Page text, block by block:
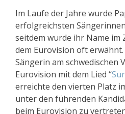
Im Laufe der Jahre wurde
erfolgreichsten
seitdem wurde ihr Name im
dem Eurovision oft erwähnt.
Sängerin am schwedischen
Eurovision mit dem Lied “
erreichte den vierten Platz
unter den führenden
beim Eurovision zu